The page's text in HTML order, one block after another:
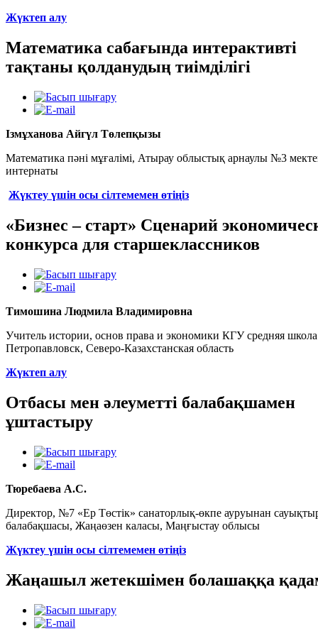
Жүктеп алу
Математика сабағында интерактивті
тақтаны қолданудың тиімділігі
Ізмұханова Айгүл Төлепқызы
Математика пәні мұғалімі, Атырау облыстық арнаулы №3
интернаты
Жүктеу үшін осы сілтемемен өтіңіз
«Бизнес – старт» Сценарий
конкурса для старшеклассников
Тимошина Людмила Владимировна
Учитель истории, основ права и экономики КГУ средняя
Петропавловск, Северо-Казахстанская область
Жүктеп алу
Отбасы мен әлеуметті балабақшамен
ұштастыру
Тюребаева А.С.
Директор, №7 «Ер Төстік» санаторлық-өкпе ауруынан
балабақшасы, Жаңаөзен каласы, Маңғыстау облысы
Жүктеу үшін осы сілтемемен өтіңіз
Жаңашыл жетекшімен болашаққа